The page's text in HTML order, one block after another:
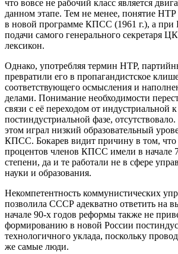
что вовсе не рабочий класс является
данном этапе. Тем не менее, понятие
в новой программе КПСС (1961 г.), а при
подачи самого генерального секретаря
лексикон.
Однако, употребляя термин НТР,
превратили его в пропагандистское
соответствующего осмысления и
делами. Понимание необходимости
связи с её переходом от индустриальной к
постиндустриальной фазе,
этом играл низкий образовательный
КПСС. Бокарев видит причину в том, что
процентов членов КПСС имели в начале
степени, да и те работали не в сфере
науки и образования.
Некомпетентность коммунистических
позволила СССР адекватно ответить на
начале 90-х годов реформы также не
формированию в новой России
технологичного уклада, поскольку
же самые люди.